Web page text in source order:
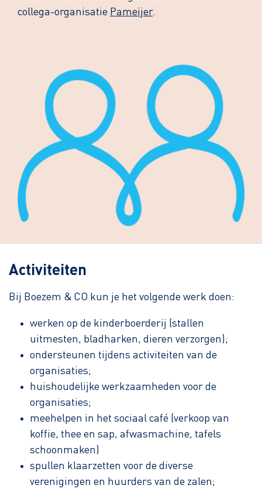
collega-organisatie Pameijer.
Activiteiten
Bij Boezem & CO kun je het volgende werk doen:
werken op de kinderboerderij (stallen
uitmesten, bladharken, dieren verzorgen);
ondersteunen tijdens activiteiten van de
organisaties;
huishoudelijke werkzaamheden voor de
organisaties;
meehelpen in het sociaal café (verkoop van
koffie, thee en sap, afwasmachine, tafels
schoonmaken)
spullen klaarzetten voor de diverse
verenigingen en huurders van de zalen;